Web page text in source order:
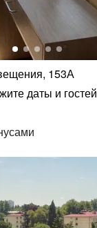
153А
даты и гостей